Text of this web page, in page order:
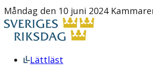
Måndag den 10 juni 2024
Lättläst